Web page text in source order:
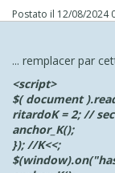
Butnot into
just the anchor
Strange no ?
Axel
Postato il 12/08/2024
... remplacer par
<script>
$( document
ritardoK = 2; //
anchor_K();
}); //K<<;